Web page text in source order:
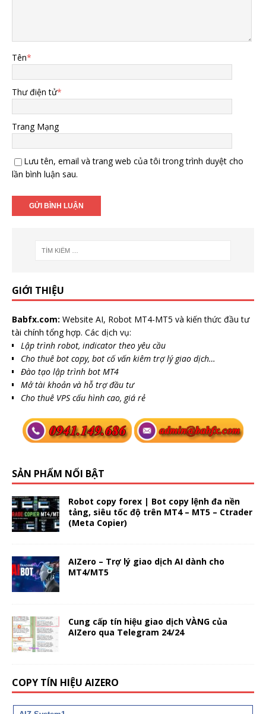
Tên*
Thư điện tử*
Trang Mạng
Lưu tên, email và trang web của tôi trong trình duyệt cho
lần bình luận sau.
GIỚI THIỆU
Babfx.com: Website AI, Robot MT4-MT5 và kiến thức đầu tư
tài chính tổng hợp. Các dịch vụ:
Lập trình robot, indicator theo yêu cầu
Cho thuê bot copy, bot cố vấn kiêm trợ lý giao dịch…
Đào tạo lập trình bot MT4
Mở tài khoản và hỗ trợ đầu tư
Cho thuê VPS cấu hình cao, giá rẻ
SẢN PHẨM NỔI BẬT
Robot copy forex | Bot copy lệnh đa nền
tảng, siêu tốc độ trên MT4 – MT5 – Ctrader
(Meta Copier)
AIZero – Trợ lý giao dịch AI dành cho
MT4/MT5
Cung cấp tín hiệu giao dịch VÀNG của
AIZero qua Telegram 24/24
COPY TÍN HIỆU AIZERO